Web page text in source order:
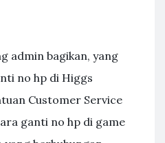
admin bagikan, yang
no hp di Higgs
Customer Service
ganti no hp di game